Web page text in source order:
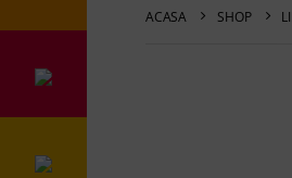
ACASA SHOP